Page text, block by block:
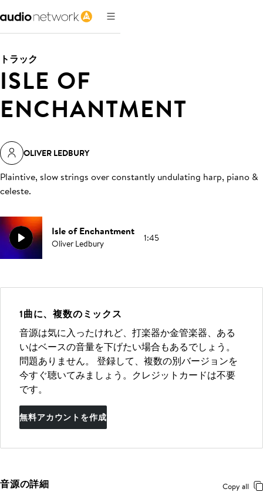
トラック
ISLE OF
ENCHANTMENT
OLIVER LEDBURY
Plaintive, slow strings over constantly undulating harp, piano &
celeste.
Isle of Enchantment
Oliver Ledbury 1:45
1曲に、複数のミックス
音源は気に入ったけれど、打楽器か金管楽器、ある
いはベースの音量を下げたい場合もあるでしょう。
問題ありません。 登録して、複数の別バージョンを
今すぐ聴いてみましょう。クレジットカードは不要
です。
無料アカウントを作成
音源の詳細 Copy all